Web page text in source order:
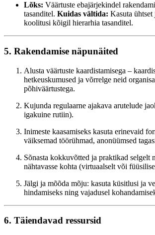
Lõks: Väärtuste ebajärjekindel
tasanditel. Kuidas vältida: Kasuta
koolitusi kõigil hierarhia tasanditel.
5. Rakendamise näpunäited
Alusta väärtuste kaardistamisega –
hetkeuskumused ja võrrelge neid
põhiväärtustega.
Kujunda regulaarne ajakava arutelude
igakuine rutiin).
Inimeste kaasamiseks kasuta erinevaid
väiksemad töörühmad, anonüümsed
Sõnasta kokkuvõtted ja praktikad selgelt
nähtavasse kohta (virtuaalselt või
Jälgi ja mõõda mõju: kasuta küsitlusi ja
hindamiseks ning vajadusel
6. Täiendavad ressursid